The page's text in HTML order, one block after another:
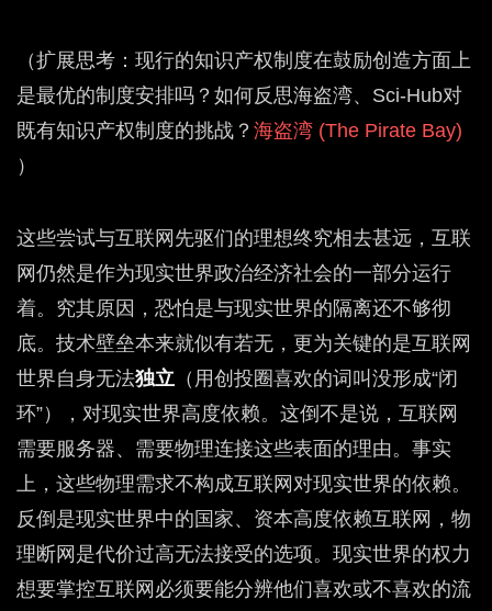
（扩展思考：现行的知识产权制度在鼓励创造方面上
是最优的制度安排吗？如何反思海盗湾、Sci-Hub对
既有知识产权制度的挑战？ 海盗湾 (The Pirate Bay)
）
这些尝试与互联网先驱们的理想终究相去甚远，互联
网仍然是作为现实世界政治经济社会的一部分运行
着。究其原因，恐怕是与现实世界的隔离还不够彻
底。技术壁垒本来就似有若无，更为关键的是互联网
世界自身无法独立 （用创投圈喜欢的词叫没形成“闭
环”），对现实世界高度依赖。这倒不是说，互联网
需要服务器、需要物理连接这些表面的理由。事实
上，这些物理需求不构成互联网对现实世界的依赖。
反倒是现实世界中的国家、资本高度依赖互联网，物
理断网是代价过高无法接受的选项。现实世界的权力
想要掌控互联网必须要能分辨他们喜欢或不喜欢的流